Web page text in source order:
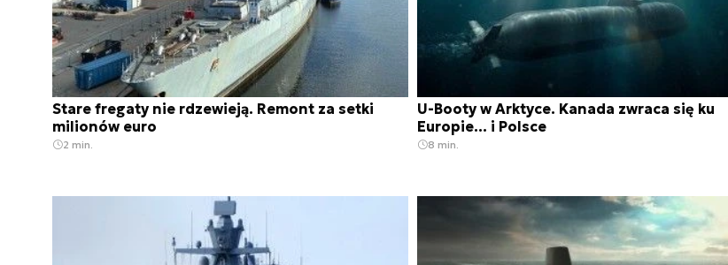
Stare fregaty nie rdzewieją. Remont za setki
milionów euro
2 min.
U-Booty w Arktyce. Kanada zwraca się ku
Europie… i Polsce
8 min.